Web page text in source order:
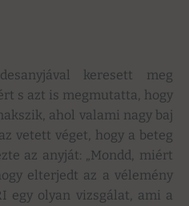
keresett meg
s azt is megmutatta, hogy
ahol valami nagy baj
vetett véget, hogy a beteg
az anyját: „Mondd, miért
elterjedt az a vélemény
egy olyan vizsgálat, ami a